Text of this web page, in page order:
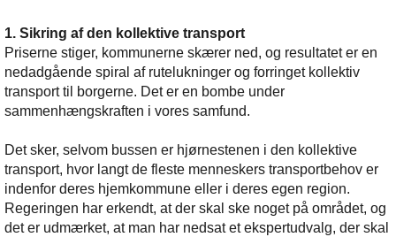
1. Sikring af den kollektive transport
Priserne stiger, kommunerne skærer ned, og resultatet er en
nedadgående spiral af rutelukninger og forringet kollektiv
transport til borgerne. Det er en bombe under
sammenhængskraften i vores samfund.
Det sker, selvom bussen er hjørnestenen i den kollektive
transport, hvor langt de fleste menneskers transportbehov er
indenfor deres hjemkommune eller i deres egen region.
Regeringen har erkendt, at der skal ske noget på området, og
det er udmærket, at man har nedsat et ekspertudvalg, der skal